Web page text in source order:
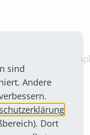
400 E-Mail:
sind
Andere
Dort